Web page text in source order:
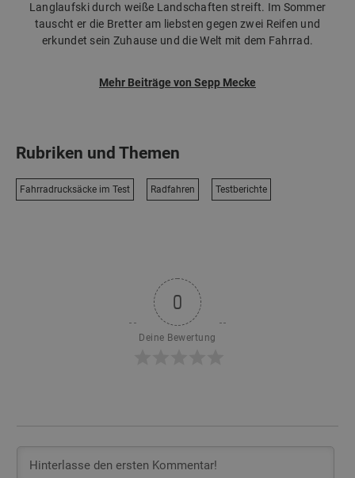
Langlaufski durch weiße Landschaften streift. Im Sommer
tauscht er die Bretter am liebsten gegen zwei Reifen und
erkundet sein Zuhause und die Welt mit dem Fahrrad.
Mehr Beiträge von Sepp Mecke
Rubriken und Themen
Fahrradrucksäcke im Test Radfahren Testberichte
0
Deine Bewertung